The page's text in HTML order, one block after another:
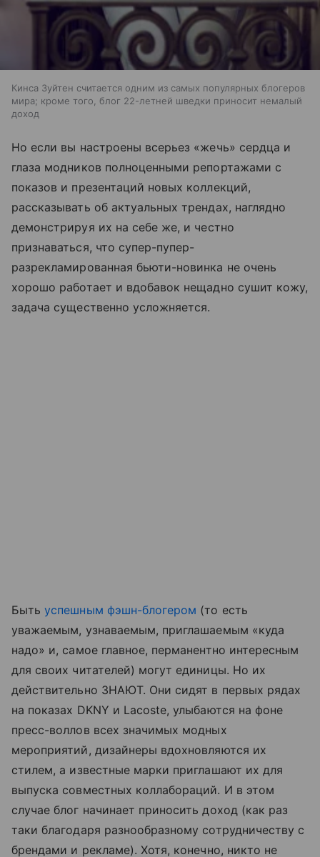
Кинса Зуйтен считается одним из самых популярных блогеров
мира; кроме того, блог 22-летней шведки приносит немалый
доход
Но если вы настроены всерьез «жечь» сердца и
глаза модников полноценными репортажами с
показов и презентаций новых коллекций,
рассказывать об актуальных трендах, наглядно
демонстрируя их на себе же, и честно
признаваться, что супер-пупер-
разрекламированная бьюти-новинка не очень
хорошо работает и вдобавок нещадно сушит кожу,
задача существенно усложняется.
Бытьуспешным фэшн-блогером (то есть
уважаемым, узнаваемым, приглашаемым «куда
надо» и, самое главное, перманентно интересным
для своих читателей) могут единицы. Но их
действительно ЗНАЮТ. Они сидят в первых рядах
на показах DKNY и Lacoste, улыбаются на фоне
пресс-воллов всех значимых модных
мероприятий, дизайнеры вдохновляются их
стилем, а известные марки приглашают их для
выпуска совместных коллабораций. И в этом
случае блог начинает приносить доход (как раз
таки благодаря разнообразному сотрудничеству с
брендами и рекламе). Хотя, конечно, никто не